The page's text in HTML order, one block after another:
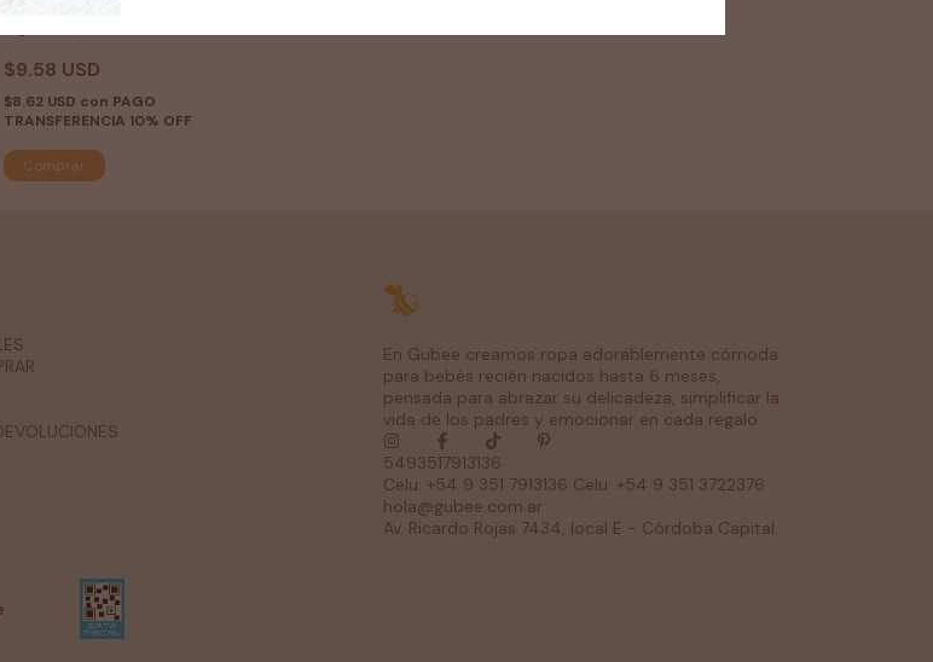
$9.58 USD
$8.62 USD con PAGO
TRANSFERENCIA 10% OFF
Comprar
En Gubee creamos ropa adorablemente cómoda
para bebés recién nacidos hasta 6 meses,
pensada para abrazar su delicadeza, simplificar la
vida de los padres y emocionar en cada regalo.
5493517913136
Celu: +54 9 351 7913136 Celu: +54 9 351 3722376
hola@gubee.com.ar
Av. Ricardo Rojas 7434, local E - Córdoba Capital